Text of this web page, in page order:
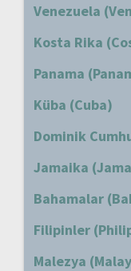
Venezuela
Kosta Rika
Panama
Küba (Cuba)
Dominik
Jamaika
Bahamalar
Filipinler
Malezya